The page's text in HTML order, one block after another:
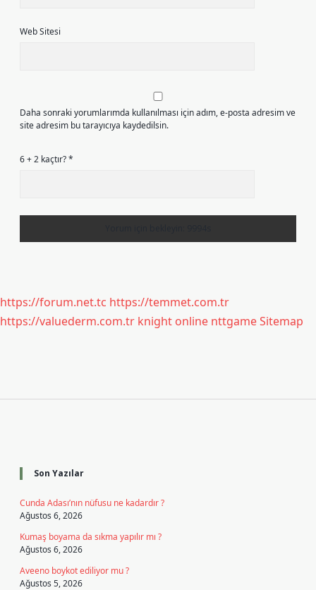
Web Sitesi
Daha sonraki yorumlarımda kullanılması için adım, e-posta adresim ve
site adresim bu tarayıcıya kaydedilsin.
6 + 2 kaçtır?*
https://forum.net.tc https://temmet.com.tr
https://valuederm.com.tr knight online nttgameSitemap
Son Yazılar
Cunda Adası’nın nüfusu ne kadardır ?
Ağustos 6, 2026
Kumaş boyama da sıkma yapılır mı ?
Ağustos 6, 2026
Aveeno boykot ediliyor mu ?
Ağustos 5, 2026